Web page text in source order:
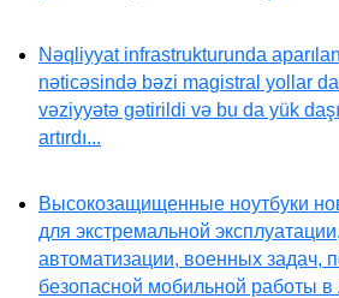
Nəqliyyat infrastrukturunda
nəticəsində bəzi magistral yollar
vəziyyətə gətirildi və bu da yük
artırdı...
Высокозащищенные ноутбуки
для экстремальной
автоматизации, военных задач,
безопасной мобильной работы